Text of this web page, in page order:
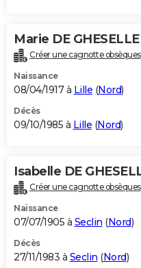
Marie DE GHESELLE
Créer une cagnotte obsèques
Naissance
08/04/1917 à Lille (Nord)
Décès
09/10/1985 à Lille (Nord)
Isabelle DE
Créer une cagnotte obsèques
Naissance
07/07/1905 à Seclin (Nord)
Décès
27/11/1983 à Seclin (Nord)